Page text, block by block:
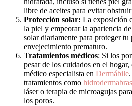
libre de aceites para evitar
Protección solar: La exposición
la piel y empeorar la apariencia
solar diariamente para proteger
envejecimiento prematuro.
Tratamientos médicos: Si los
pesar de los cuidados en el
médico especialista en Dermábile
tratamientos como
láser o terapia de microagujas
los poros.